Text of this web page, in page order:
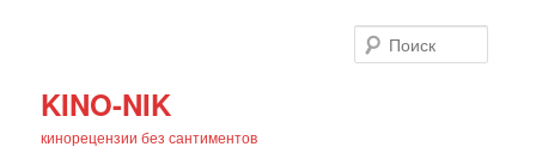
KINO-NIK
кинорецензии без сантиментов